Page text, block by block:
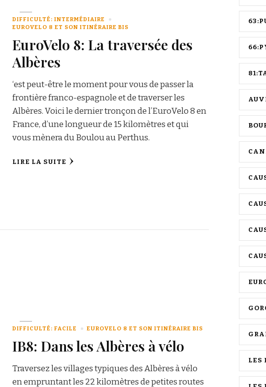
DIFFICULTÉ: INTERMÉDIAIRE
EUROVELO 8 ET SON ITINÉRAIRE BIS
EuroVelo 8: La traversée des
Albères
‘est peut-être le moment pour vous de passer la
frontière franco-espagnole et de traverser les
Albères. Voici le dernier tronçon de l’EuroVelo 8 en
France, d’une longueur de 15 kilomètres et qui
vous mènera du Boulou au Perthus.
LIRE LA SUITE
DIFFICULTÉ: FACILE EUROVELO 8 ET SON ITINÉRAIRE BIS
IB8: Dans les Albères à vélo
Traversez les villages typiques des Albères à vélo
en empruntant les 22 kilomètres de petites routes
LES